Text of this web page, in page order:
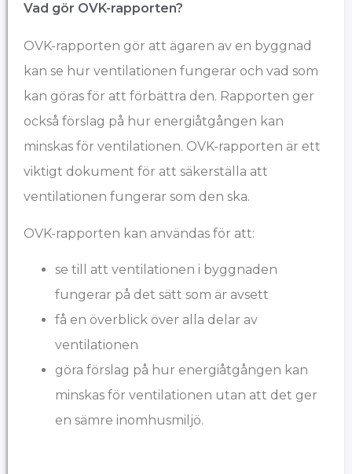
Vad gör OVK-rapporten?
OVK-rapporten gör att ägaren av en byggnad
kan se hur ventilationen fungerar och vad som
kan göras för att förbättra den. Rapporten ger
också förslag på hur energiåtgången kan
minskas för ventilationen. OVK-rapporten är ett
viktigt dokument för att säkerställa att
ventilationen fungerar som den ska.
OVK-rapporten kan användas för att:
se till att ventilationen i byggnaden
fungerar på det sätt som är avsett
få en överblick över alla delar av
ventilationen
göra förslag på hur energiåtgången kan
minskas för ventilationen utan att det ger
en sämre inomhusmiljö.